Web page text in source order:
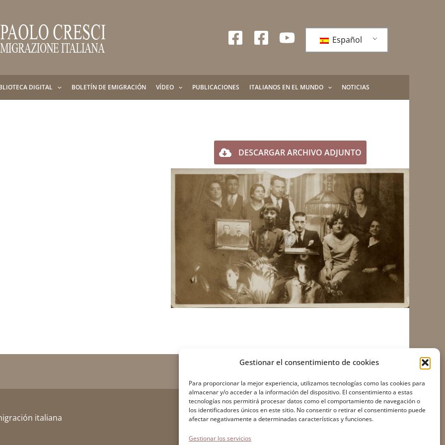
Gestionar el consentimiento de cookies
Para proporcionar la mejor experiencia, utilizamos tecnologías como las cookies para
almacenar y/o acceder a la información del dispositivo. El consentimiento a estas
tecnologías nos permitirá procesar datos como el comportamiento de navegación o
los identificadores únicos en este sitio. No consentir o retirar el consentimiento puede
afectar negativamente a determinadas características y funciones.
Gestionar los servicios
Español
DIGITAL BOLETÍN DE EMIGRACIÓN VÍDEO PUBLICACIONES ITALIANOS EN EL MUNDO NOTICIAS
DESCARGAR ARCHIVO ADJUNTO
italiana
Accesibilidad